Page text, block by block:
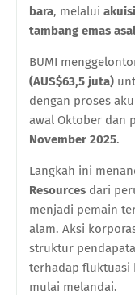
bara, melalui
tambang emas
BUMI
(AUS$63,5 juta)
dengan proses
awal Oktober dan
November 2025.
Langkah ini
Resources dari
menjadi pemain
alam. Aksi
struktur
terhadap fluktuasi
mulai melandai.